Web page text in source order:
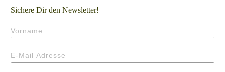
Sichere Dir den Newsletter!